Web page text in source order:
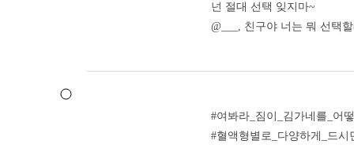
넌 절대 선택 잊지마~
@___, 친구야 너는 뭐 선택
#여봐라_짐이_김가네를_어
#혈액형별로_다양하게_드시